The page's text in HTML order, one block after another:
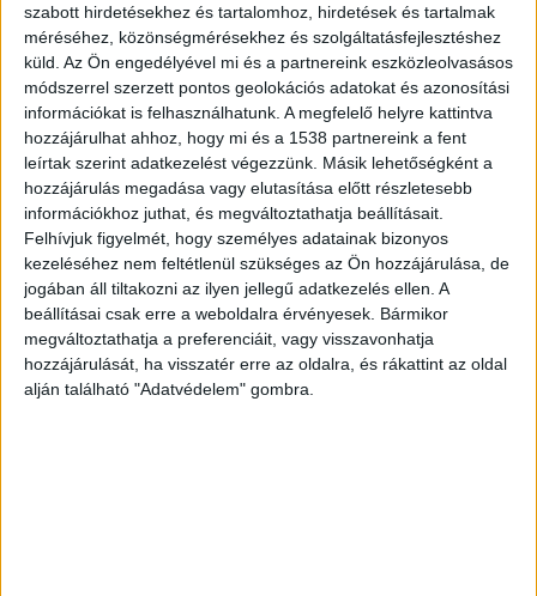
szabott hirdetésekhez és tartalomhoz, hirdetések és tartalmak
méréséhez, közönségmérésekhez és szolgáltatásfejlesztéshez
küld. Az Ön engedélyével mi és a partnereink eszközleolvasásos
módszerrel szerzett pontos geolokációs adatokat és azonosítási
információkat is felhasználhatunk. A megfelelő helyre kattintva
hozzájárulhat ahhoz, hogy mi és a 1538 partnereink a fent
leírtak szerint adatkezelést végezzünk. Másik lehetőségként a
hozzájárulás megadása vagy elutasítása előtt részletesebb
információkhoz juthat, és megváltoztathatja beállításait.
Felhívjuk figyelmét, hogy személyes adatainak bizonyos
kezeléséhez nem feltétlenül szükséges az Ön hozzájárulása, de
jogában áll tiltakozni az ilyen jellegű adatkezelés ellen. A
beállításai csak erre a weboldalra érvényesek. Bármikor
megváltoztathatja a preferenciáit, vagy visszavonhatja
hozzájárulását, ha visszatér erre az oldalra, és rákattint az oldal
alján található "Adatvédelem" gombra.
Börtönt és milliók elkobzását kéri az
ügyészség
A Központi Nyomozó Főügyészség a múlt héten
indítványozta, hogy a bíróság
szabadságvesztésre és pénzbüntetésre ítélje
Biró Ferencet. Emellett 23 millió forintnyi
vagyonelkobzást is kértek arra a pénzösszegre,
amelyre a vád szerint jogosulatlanul tett szert. A
nyomozó ügyészek még 2025 januárjában
hallgatták ki a gyanúsítottat, a napokban pedig
közölték a gyanúsítás tényét: